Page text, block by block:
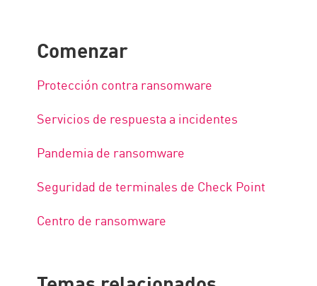
Comenzar
Protección contra ransomware
Servicios de respuesta a incidentes
Pandemia de ransomware
Seguridad de terminales de Check Point
Centro de ransomware